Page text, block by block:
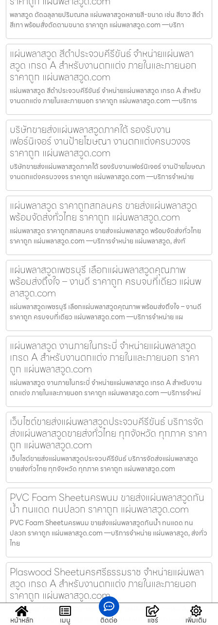
พลาสวูด ตัดฉลุลายปริมณฑล แผ่นพลาสวูดหลายสี-ขนาด เช่น สีขาว สีดำ
สีเทา พร้อมสั่งตัดตามขนาด ราคาถูก แผ่นพลาสวูด.com —บริกา
แผ่นพลาสวูด สีดำประจวบคีรีขันธ์ จำหน่ายแผ่นพลา
สวูด เกรด A สำหรับงานตกแต่ง ภายในและภายนอก
ราคาถูก แผ่นพลาสวูด.com
แผ่นพลาสวูด สีดำประจวบคีรีขันธ์ จำหน่ายแผ่นพลาสวูด เกรด A สำหรับ
งานตกแต่ง ภายในและภายนอก ราคาถูก แผ่นพลาสวูด.com —บริการ
บริษัทขายส่งแผ่นพลาสวูดภาคใต้ รองรับงาน
เฟอร์นิเจอร์ งานป้ายโฆษณา งานตกแต่งครบวงจร
ราคาถูก แผ่นพลาสวูด.com
บริษัทขายส่งแผ่นพลาสวูดภาคใต้ รองรับงานเฟอร์นิเจอร์ งานป้ายโฆษณา
งานตกแต่งครบวงจร ราคาถูก แผ่นพลาสวูด.com —บริการจำหน่าย
แผ่นพลาสวูด ราคาถูกสกลนคร ขายส่งแผ่นพลาสวูด
พร้อมจัดส่งทั่วไทย ราคาถูก แผ่นพลาสวูด.com
แผ่นพลาสวูด ราคาถูกสกลนคร ขายส่งแผ่นพลาสวูด พร้อมจัดส่งทั่วไทย
ราคาถูก แผ่นพลาสวูด.com —บริการจำหน่าย แผ่นพลาสวูด, ส่งทั
แผ่นพลาสวูดเพชรบุรี เลือกแผ่นพลาสวูดคุณภาพ
พร้อมส่งถึงใจ – งานดี ราคาถูก ครบจบที่เดียว แผ่นพ
ลาสวูด.com
แผ่นพลาสวูดเพชรบุรี เลือกแผ่นพลาสวูดคุณภาพ พร้อมส่งถึงใจ – งานดี
ราคาถูก ครบจบที่เดียว แผ่นพลาสวูด.com —บริการจำหน่าย แผ
แผ่นพลาสวูด งานภายในกระบี่ จำหน่ายแผ่นพลาสวูด
เกรด A สำหรับงานตกแต่ง ภายในและภายนอก ราคา
ถูก แผ่นพลาสวูด.com
แผ่นพลาสวูด งานภายในกระบี่ จำหน่ายแผ่นพลาสวูด เกรด A สำหรับงาน
ตกแต่ง ภายในและภายนอก ราคาถูก แผ่นพลาสวูด.com —บริการจำหน่
เว็บไซต์ขายส่งแผ่นพลาสวูดประจวบคีรีขันธ์ บริการจัด
ส่งแผ่นพลาสวูดขายส่งทั่วไทย ทุกจังหวัด ทุกภาค ราคา
ถูก แผ่นพลาสวูด.com
เว็บไซต์ขายส่งแผ่นพลาสวูดประจวบคีรีขันธ์ บริการจัดส่งแผ่นพลาสวูด
ขายส่งทั่วไทย ทุกจังหวัด ทุกภาค ราคาถูก แผ่นพลาสวูด.com
PVC Foam Sheetนครพนม ขายส่งแผ่นพลาสวูดกัน
น้ำ ทนแดด ทนปลวก ราคาถูก แผ่นพลาสวูด.com
PVC Foam Sheetนครพนม ขายส่งแผ่นพลาสวูดกันน้ำ ทนแดด ทน
ปลวก ราคาถูก แผ่นพลาสวูด.com —บริการจำหน่าย แผ่นพลาสวูด, ส่งทั่ว
ไทย
Plaswood Sheetนครศรีธรรมราช จำหน่ายแผ่นพลา
สวูด เกรด A สำหรับงานตกแต่ง ภายในและภายนอก
ราคาถูก แผ่นพลาสวูด.com
Plaswood Sheetนครศรีธรรมราช จำหน่ายแผ่นพลาสวูด เกรด A สำหรับ
งานตกแต่ง ภายในและภายนอก ราคาถูก แผ่นพลาสวูด.com —บริการจำ
หน้าหลัก เมนู ติดต่อ แชร์ เพิ่มเติม